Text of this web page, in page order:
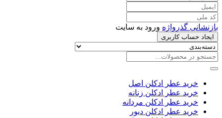
بازنشانی گذرواژه ورود به سایت
ایجاد حساب کاربری
خرید عطر ادکلن اصل
خرید عطر ادکلن زنانه
خرید عطر ادکلن مردانه
خرید عطر ادکلن دیور